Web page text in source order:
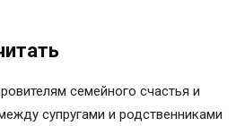
семейного счастья и
супругами и родственниками